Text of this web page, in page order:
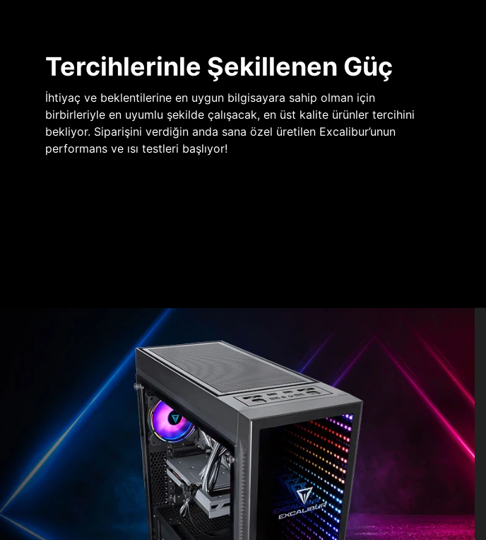
Tercihlerinle Şekillenen Güç
İhtiyaç ve beklentilerine en uygun bilgisayara sahip olman için
birbirleriyle en uyumlu şekilde çalışacak, en üst kalite ürünler tercihini
bekliyor. Siparişini verdiğin anda sana özel üretilen Excalibur’unun
performans ve ısı testleri başlıyor!